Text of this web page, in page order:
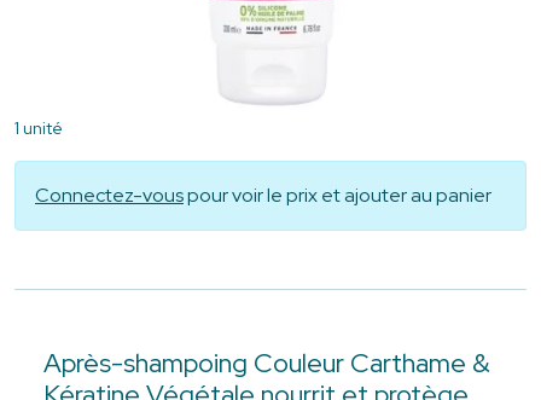
1 unité
Connectez-vouspour voir le prix et ajouter au panier
Après-shampoing Couleur Carthame &